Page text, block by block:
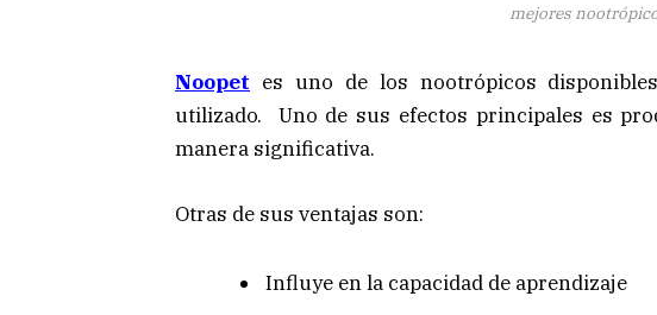
mejores
Noopet es uno de los nootrópicos
utilizado. Uno de sus efectos principales es
manera significativa.
Otras de sus ventajas son:
Influye en la capacidad de aprendizaje